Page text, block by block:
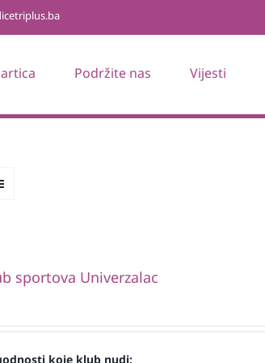
Podržite nas Vijesti
sportova Univerzalac
koje klub nudi: